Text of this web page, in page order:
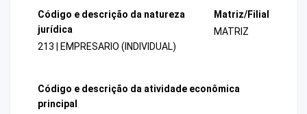
Código e descrição da natureza
jurídica
213 | EMPRESARIO (INDIVIDUAL)
Matriz/Filial
MATRIZ
Código e descrição da atividade econômica
principal